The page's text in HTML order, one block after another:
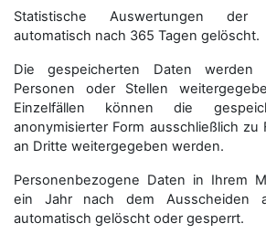
Statistische Auswertungen der
automatisch nach 365 Tagen gelöscht.
Die gespeicherten Daten werden
Personen oder Stellen
Einzelfällen können die
anonymisierter Form aus­schließ­lich zu
an Dritte weitergegeben werden.
Personenbezogene Daten in Ihrem
ein Jahr nach dem Ausscheiden
automatisch gelöscht oder gesperrt.